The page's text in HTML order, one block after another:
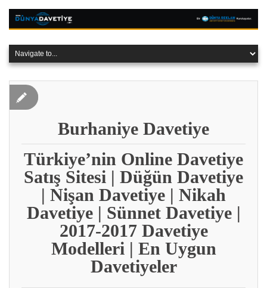
Burhaniye Davetiye
Türkiye’nin Online Davetiye
Satış Sitesi | Düğün Davetiye
| Nişan Davetiye | Nikah
Davetiye | Sünnet Davetiye |
2017-2017 Davetiye
Modelleri | En Uygun
Davetiyeler